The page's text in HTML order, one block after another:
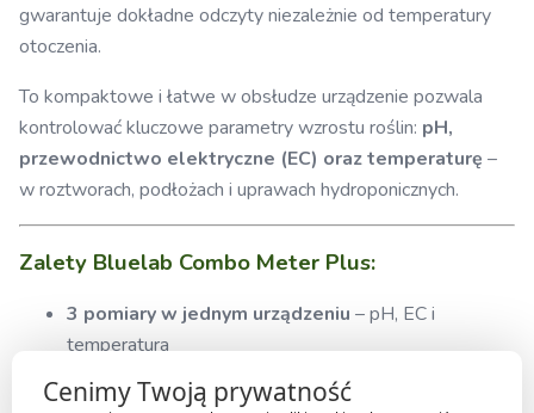
gwarantuje dokładne odczyty niezależnie od temperatury
otoczenia.
To kompaktowe i łatwe w obsłudze urządzenie pozwala
kontrolować kluczowe parametry wzrostu roślin: pH,
przewodnictwo elektryczne (EC) oraz temperaturę –
w roztworach, podłożach i uprawach hydroponicznych.
Zalety Bluelab Combo Meter Plus:
3 pomiary w jednym urządzeniu – pH, EC i
temperatura
Sonda Leap pH Probe– szybkie i dokładne pomiary
Cenimy Twoją prywatność